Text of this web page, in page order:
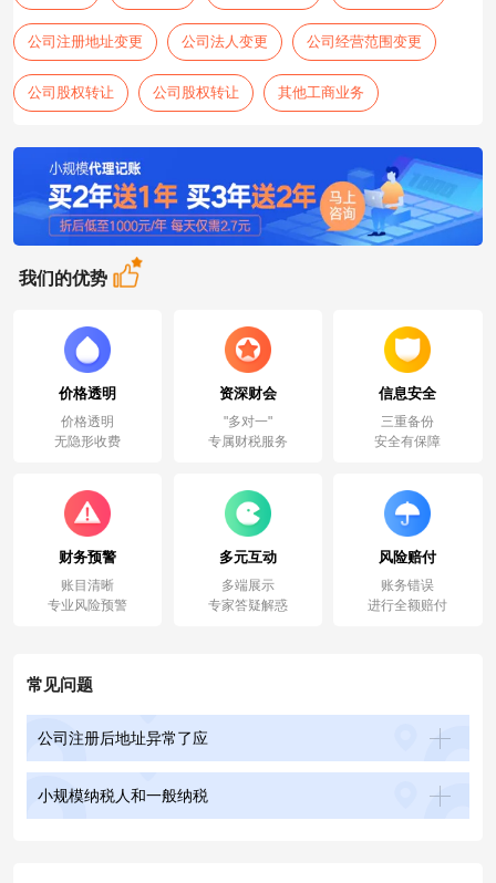
公司注册地址变更 公司法人变更 公司经营范围变更
公司股权转让 公司股权转让 其他工商业务
我们的优势
价格透明
价格透明
无隐形收费
资深财会
"多对一"
专属财税服务
信息安全
三重备份
安全有保障
财务预警
账目清晰
专业风险预警
多元互动
多端展示
专家答疑解惑
风险赔付
账务错误
进行全额赔付
常见问题
公司注册后地址异常了应
小规模纳税人和一般纳税